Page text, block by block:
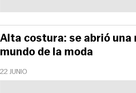
22 JUNIO
Alta costura: se abrió una
mundo de la moda